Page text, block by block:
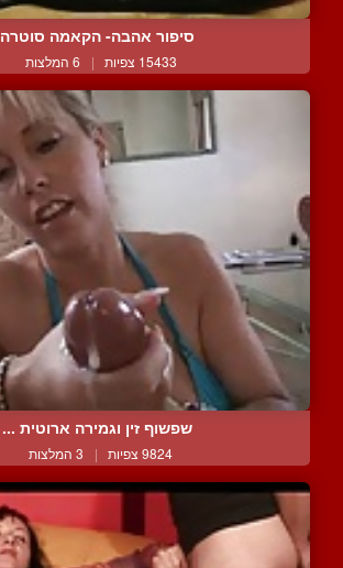
סיפור אהבה- הקאמה סוטרה
15433 צפיות | 6 המלצות
שפשוף זין וגמירה ארוטית ...
9824 צפיות | 3 המלצות